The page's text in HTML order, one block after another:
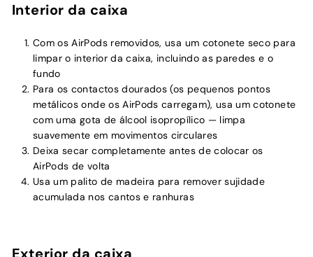
Interior da caixa
Com os AirPods removidos, usa um cotonete seco para
limpar o interior da caixa, incluindo as paredes e o
fundo
Para os contactos dourados (os pequenos pontos
metálicos onde os AirPods carregam), usa um cotonete
com uma gota de álcool isopropílico — limpa
suavemente em movimentos circulares
Deixa secar completamente antes de colocar os
AirPods de volta
Usa um palito de madeira para remover sujidade
acumulada nos cantos e ranhuras